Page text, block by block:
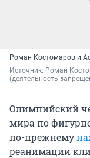
Роман Костомаров и
Источник: Роман
(деятельность
Олимпийский
мира по
по-прежнему
реанимации